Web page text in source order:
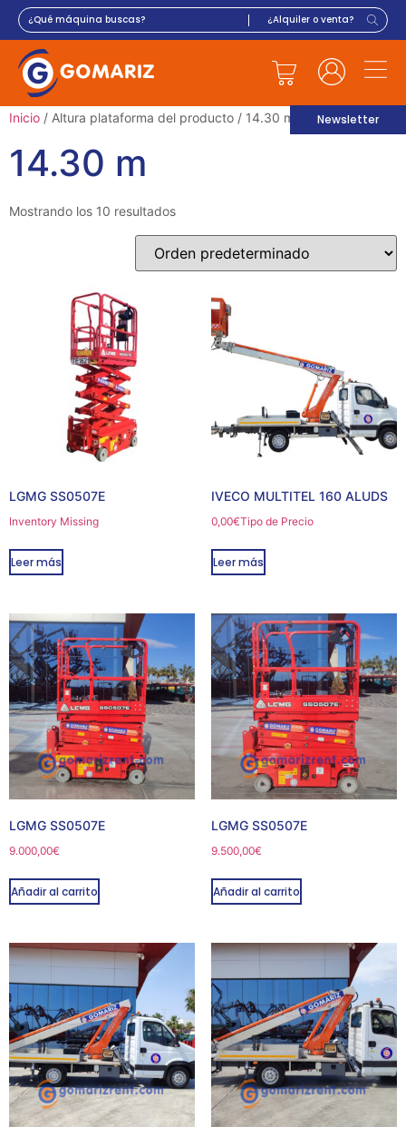
Newsletter
Inicio / Altura plataforma del producto / 14.30 m
14.30 m
Mostrando los 10 resultados
LGMG SS0507E
Inventory Missing
Leer más
IVECO MULTITEL 160 ALUDS
0,00€Tipo de Precio
Leer más
LGMG SS0507E
9.000,00€
Añadir al carrito
LGMG SS0507E
9.500,00€
Añadir al carrito